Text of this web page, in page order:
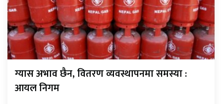
ग्यास अभाव छैन, वितरण व्यवस्थापनमा समस्या :
आयल निगम